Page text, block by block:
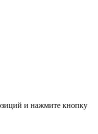
и нажмите кнопку